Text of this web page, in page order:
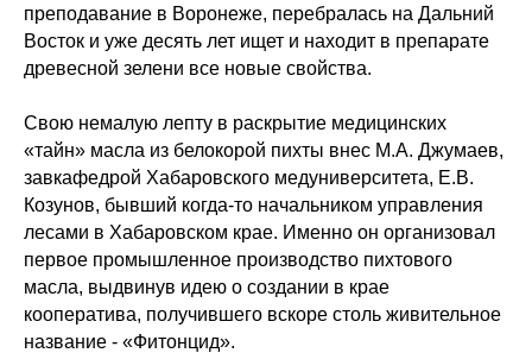
преподавание в Воронеже, перебралась на Дальний
Восток и уже десять лет ищет и находит в препарате
древесной зелени все новые свойства.
Свою немалую лепту в раскрытие медицинских
«тайн» масла из белокорой пихты внес М.А. Джумаев,
завкафедрой Хабаровского медуниверситета, Е.В.
Козунов, бывший когда-то начальником управления
лесами в Хабаровском крае. Именно он организовал
первое промышленное производство пихтового
масла, выдвинув идею о создании в крае
кооператива, получившего вскоре столь живительное
название - «Фитонцид».